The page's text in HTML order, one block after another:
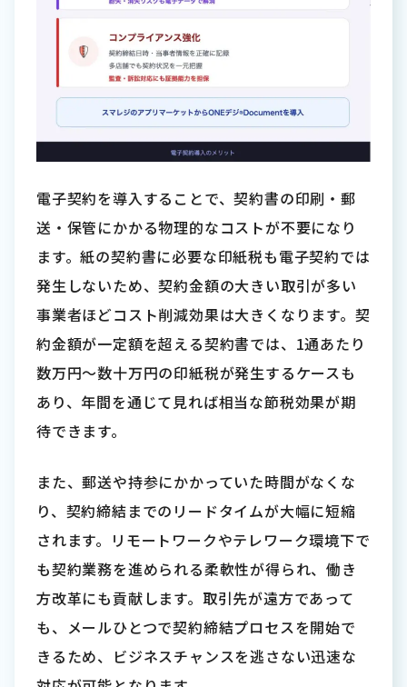
電子契約を導入することで、契約書の印刷・郵
送・保管にかかる物理的なコストが不要になり
ます。紙の契約書に必要な印紙税も電子契約では
発生しないため、契約金額の大きい取引が多い
事業者ほどコスト削減効果は大きくなります。契
約金額が一定額を超える契約書では、1通あたり
数万円〜数十万円の印紙税が発生するケースも
あり、年間を通じて見れば相当な節税効果が期
待できます。
また、郵送や持参にかかっていた時間がなくな
り、契約締結までのリードタイムが大幅に短縮
されます。リモートワークやテレワーク環境下で
も契約業務を進められる柔軟性が得られ、働き
方改革にも貢献します。取引先が遠方であって
も、メールひとつで契約締結プロセスを開始で
きるため、ビジネスチャンスを逃さない迅速な